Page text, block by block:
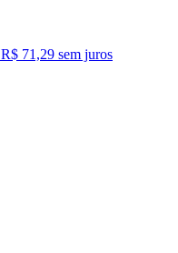
R$ 71,29 sem juros